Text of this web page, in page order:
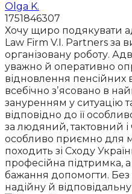
Olga K.
1751846307
Хочу щиро подякувати
Law Firm V.I. Partners за
організовану роботу.
уважно й оперативно
відновлення пенсійних
всебічно зʼясовано в
зануренням у ситуацію
відповідно до її
за людяний, тактовний
особливо приємно для
походить зі Сходу
професійна підтримка,
бажання допомогти.
надійну й